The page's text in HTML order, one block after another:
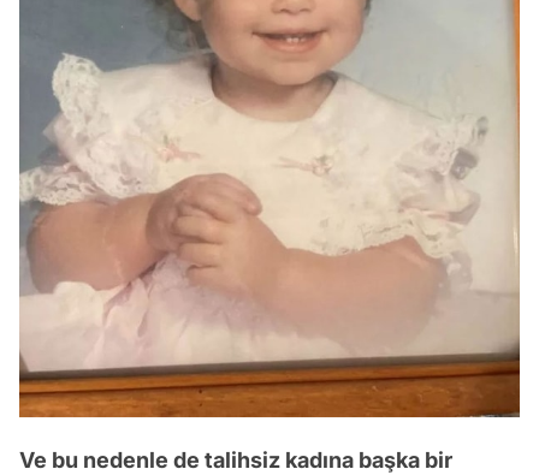
Ve bu nedenle de talihsiz kadına başka bir